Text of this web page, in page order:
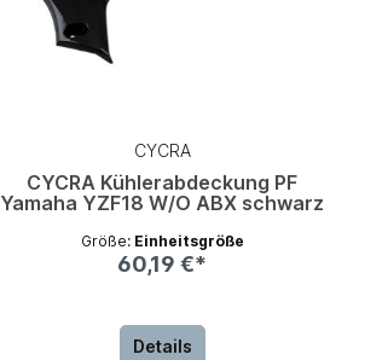
CYCRA
CYCRA Kühlerabdeckung PF
Yamaha YZF18 W/O ABX schwarz
Größe: Einheitsgröße
60,19 €*
Details